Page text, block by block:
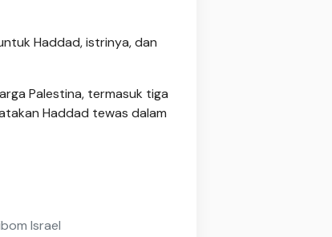
Haddad, istrinya, dan
Palestina, termasuk tiga
Haddad tewas dalam
Israel